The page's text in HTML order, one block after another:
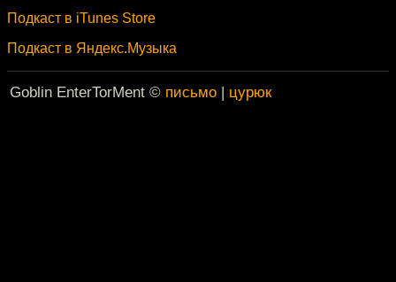
Подкаст в iTunes Store
Подкаст в Яндекс.Музыка
Goblin EnterTorMent © письмо | цурюк